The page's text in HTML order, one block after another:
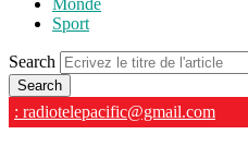
Monde
Sport
Search
: radiotelepacific@gmail.com